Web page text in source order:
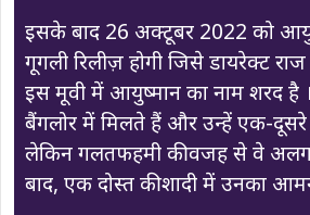
इसके बाद 26 अक्टूबर 2022 को
गूगली रिलीज़ होगी जिसे डायरेक्ट राज
इस मूवी में आयुष्मान का नाम शरद है
बैंगलोर में मिलते हैं और उन्हें एक-दूसरे
लेकिन गलतफहमी की वजह से वे अलग
बाद, एक दोस्त की शादी में उनका